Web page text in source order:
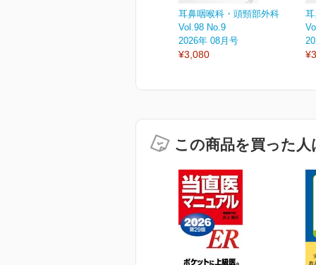
耳鼻咽喉科・頭頸部外科
Vol.98 No.9
2026年 08月号
¥3,080
この商品を買った